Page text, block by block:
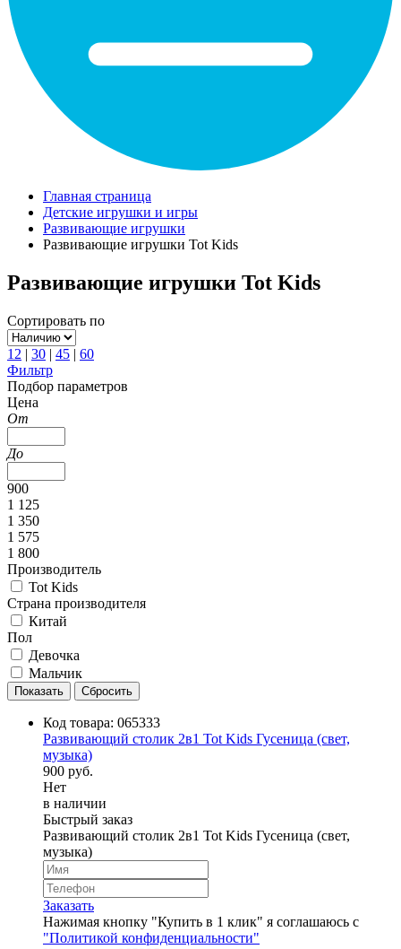
Главная страница
Детские игрушки и игры
Развивающие игрушки
Развивающие игрушки Tot Kids
Развивающие игрушки Tot Kids
Сортировать по
12 | 30 | 45 | 60
Фильтр
Подбор параметров
Цена
От
До
900
1 125
1 350
1 575
1 800
Производитель
Tot Kids
Страна производителя
Китай
Пол
Девочка
Мальчик
Код товара: 065333
Развивающий столик 2в1 Tot Kids Гусеница (свет,
музыка)
900 руб.
Нет
в наличии
Быстрый заказ
Развивающий столик 2в1 Tot Kids Гусеница (свет,
музыка)
Заказать
Нажимая кнопку "Купить в 1 клик" я соглашаюсь с
"Политикой конфиденциальности"